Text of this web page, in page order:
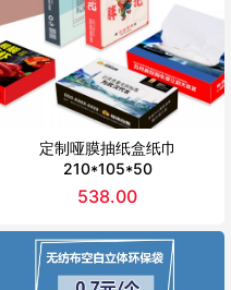
定制哑膜抽纸盒纸巾
210*105*50
538.00